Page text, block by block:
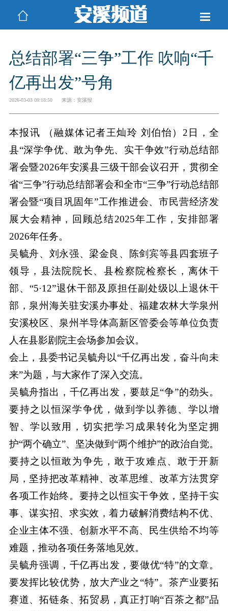
总结部署“三争”工作 吹响“千
亿再出发”号角
2026-03-03 09:18:50 来源：安溪报
本报讯 （融媒体记者王灿玲 刘伯怡）2日，全
县“深学争优、敢为争先、实干争效”行动总结部
署会暨2026年安溪县三级干部会议召开，贯彻全
省“三争”行动总结部署会和全市“三争”行动总结部
署会暨“项目巩固年”工作推进会、市民营经济发
展大会精神，回顾总结2025年工作，安排部署
2026年任务。
吴毓舟、刘永强、梁金良、陈剑宾等县四套班子
领导，县法院院长、县检察院检察长，离休干
部、“5·12”退休干部及原担任副处级以上退休干
部，泉州海关驻安溪办事处、福建农林大学泉州
安溪校区、泉州半导体高新区管委会等单位负责
人在县影剧院主会场参加会议。
会上，县委书记吴毓舟以“千亿再出发，奋斗向未
来”为题，与大家作了深入交流。
吴毓舟指出，千亿再出发，要鼓足“争”的劲头。
要持之以恒深学争优，做到学以养德、学以增
智、学以致用，切实把学习成果转化为坚定拥
护“两个确立”、坚决做到“两个维护”的政治自觉。
要持之以恒敢为争先，敢于攻难点、敢于开新
局，坚持把改革精神、改革思维、改革方法贯穿
各项工作始终。要持之以恒实干争效，坚持干实
事、谋实招、求实效，着力破解消费结构不优、
企业主体不强、创新水平不高、民生供给不均等
难题，推动各项任务落地见效。
吴毓舟强调，千亿再出发，要做优“特”的文章。
要发挥比较优势，放大产业之“特”。茶产业要拓
赛道、拓链条、拓贸易，真正打响“百茶之都”品